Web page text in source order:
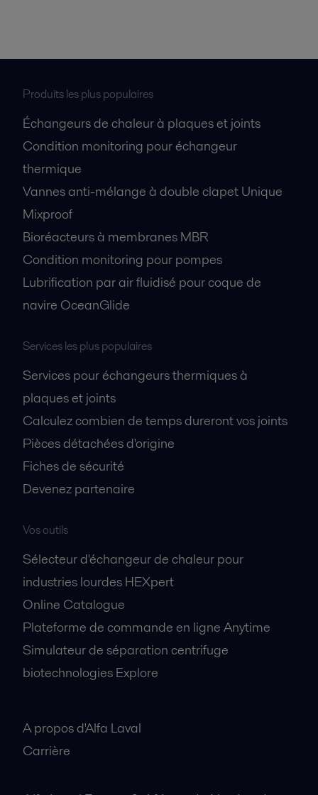
Produits les plus populaires
Échangeurs de chaleur à plaques et joints
Condition monitoring pour échangeur
thermique
Vannes anti-mélange à double clapet Unique
Mixproof
Bioréacteurs à membranes MBR
Condition monitoring pour pompes
Lubrification par air fluidisé pour coque de
navire OceanGlide
Services les plus populaires
Services pour échangeurs thermiques à
plaques et joints
Calculez combien de temps dureront vos joints
Pièces détachées d'origine
Fiches de sécurité
Devenez partenaire
Vos outils
Sélecteur d'échangeur de chaleur pour
industries lourdes HEXpert
Online Catalogue
Plateforme de commande en ligne Anytime
Simulateur de séparation centrifuge
biotechnologies Explore
A propos d'Alfa Laval
Carrière